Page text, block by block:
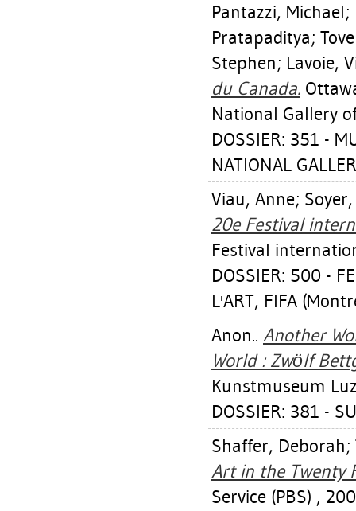
Pantazzi, Michael;
Pratapaditya;
Stephen; Lavoie,
du Canada.
National Gallery
DOSSIER: 351 -
NATIONAL
Viau, Anne;
20e Festival
Festival
DOSSIER: 500 -
L'ART, FIFA
Anon.. Another
World : Zwölf
Kunstmuseum
DOSSIER: 381 -
Shaffer, Deborah;
Art in the Twenty
Service (PBS) ,